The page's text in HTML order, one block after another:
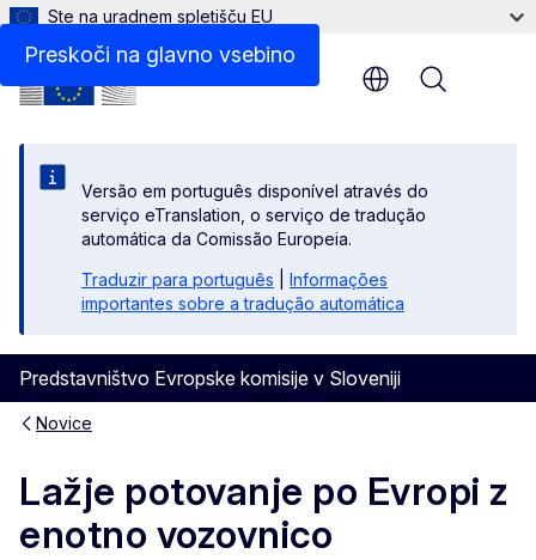
Preskoči na glavno vsebino
Ste na uradnem spletišču EU
Versão em português disponível através do
serviço eTranslation, o serviço de tradução
automática da Comissão Europeia.
Traduzir para português
Informações
importantes sobre a tradução automática
Predstavništvo Evropske komisije v Sloveniji
Menu
Novice
Lažje potovanje po Evropi z
enotno vozovnico